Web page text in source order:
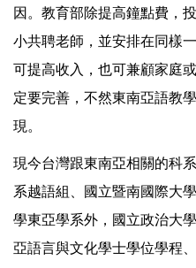
因。教育部除提高鐘點費，
小共聘老師，並安排在同樣
可提高收入，也可兼顧家庭
定要完善，不然東南亞語教
現。
現今台灣跟東南亞相關的科
系越語組、國立暨南國際大
學東亞學系外，國立政治大
亞語言與文化學士學位學程